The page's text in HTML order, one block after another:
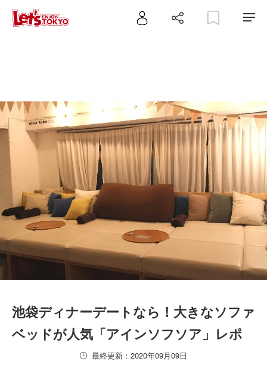
池袋ディナーデートなら！大きなソファ
ベッドが人気「アインソフソア」レポ
最終更新：2020年09月09日